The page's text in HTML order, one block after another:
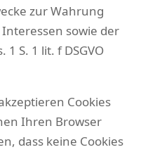
zur Wahrung
sowie der
S. 1 lit. f DSGVO
Cookies
Ihren Browser
dass keine Cookies